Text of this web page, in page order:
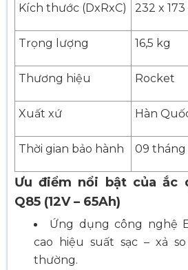
Kích thước (DxRxC) 232 x
Trọng lượng 16,5 kg
Thương hiệu Rocket
Xuất xứ Hàn
Thời gian bảo hành 09 tháng
Ưu điểm nổi bật của ắc
Q85 (12V – 65Ah)
Ứng dụng công nghệ
cao hiệu suất sạc – xả
thường.